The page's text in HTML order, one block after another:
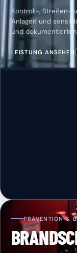
Kontroll-, Streifen-
Anlagen und
und
LEISTUNG ANSEHEN
PRÄVENTION &